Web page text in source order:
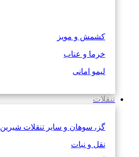
کشمش و مویز
خرما و عناب
لیمو امانی
تنقلات
گز، سوهان و سایر تنقلات شیرین
نقل و نبات